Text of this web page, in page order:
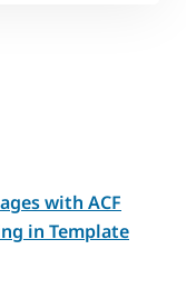
with ACF
in Template